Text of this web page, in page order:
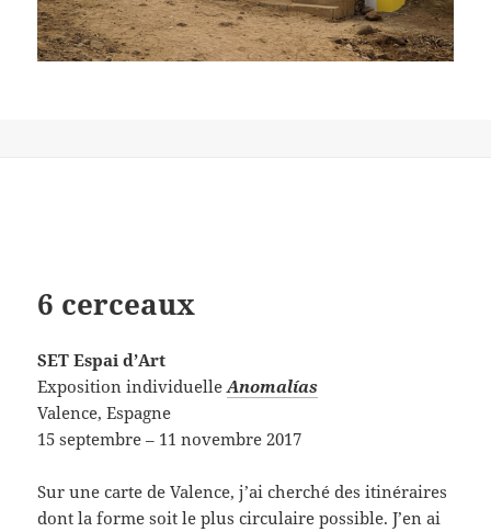
6 cerceaux
SET Espai d’Art
Exposition individuelleAnomalías
Valence, Espagne
15 septembre – 11 novembre 2017
Sur une carte de Valence, j’ai cherché des itinéraires
dont la forme soit le plus circulaire possible. J’en ai